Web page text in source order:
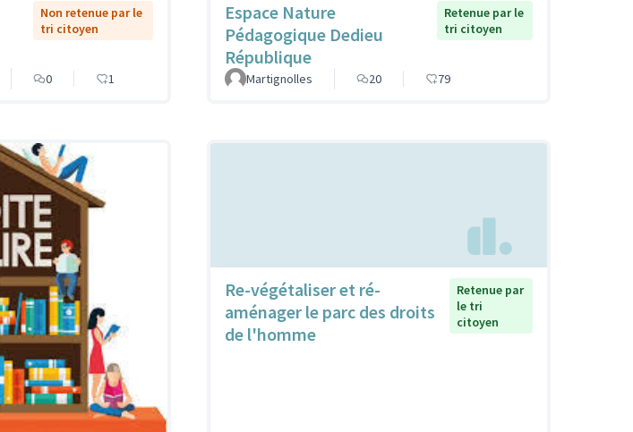
Non retenue par le
tri citoyen
0 1
Espace Nature
Pédagogique Dedieu
République
Retenue par le
tri citoyen
Martignolles 20 79
Re-végétaliser et ré-
aménager le parc des droits
de l'homme
Retenue par
le tri
citoyen